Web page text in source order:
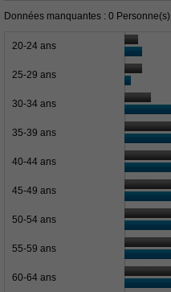
Données manquantes : 0 Personne(s).
20-24 ans
25-29 ans
30-34 ans
35-39 ans
40-44 ans
45-49 ans
50-54 ans
55-59 ans
60-64 ans